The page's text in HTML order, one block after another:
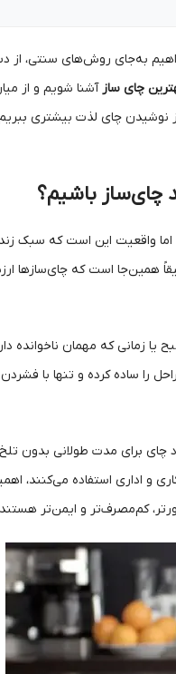
به‌جای روش‌های سنتی، از
چای سازآشنا شویم و از
نوشیدن چای لذت بیشتری
چای‌ساز باشیم؟
اما واقعیت این است که سبک
همین‌جا است که چای‌سازها
زمانی که مهمان ناخوانده
را ساده کرده و تنها با
برای مدت طولانی بدون
و اداری استفاده می‌کنند،
کم‌مصرف‌تر و ایمن‌تر